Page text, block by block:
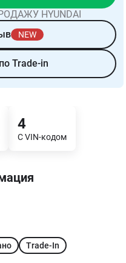
HYUNDAI
NEW
Trade-in
4
С VIN-кодом
Trade-In